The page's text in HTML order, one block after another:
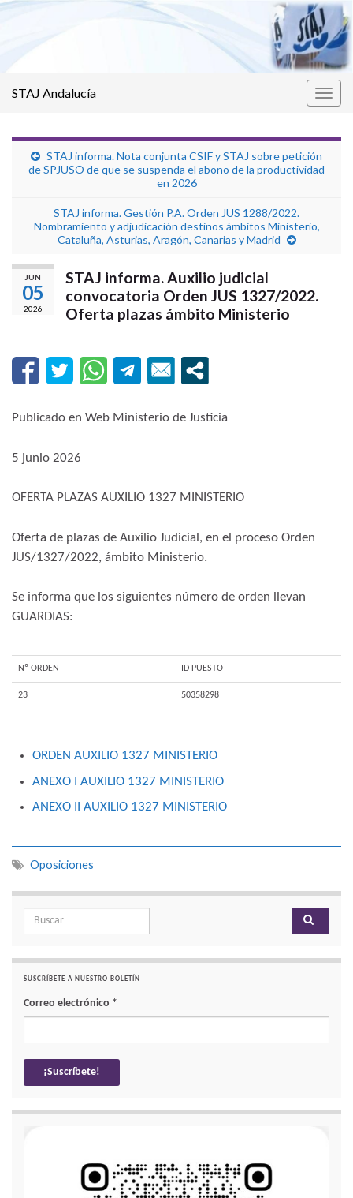
STAJ Andalucía
STAJ informa. Nota conjunta CSIF y STAJ sobre petición
de SPJUSO de que se suspenda el abono de la productividad
en 2026
STAJ informa. Gestión P.A. Orden JUS 1288/2022.
Nombramiento y adjudicación destinos ámbitos Ministerio,
Cataluña, Asturias, Aragón, Canarias y Madrid
JUN
05
2026
STAJ informa. Auxilio judicial
convocatoria Orden JUS 1327/2022.
Oferta plazas ámbito Ministerio
Publicado en Web Ministerio de Justicia
5 junio 2026
OFERTA PLAZAS AUXILIO 1327 MINISTERIO
​Oferta de plazas de Auxilio Judicial, en el proceso Orden
JUS/1327/2022, ámbito Ministerio.
Se informa que los siguientes número de orden llevan
GUARDIAS:
Nº ORDEN ID PUESTO
23 50358298​
ORDEN AUXILIO 1327 MINISTERIO
ANEXO I AUXILIO 1327 MINISTERIO
ANEXO II AUXILIO 1327 MINISTERIO
Oposiciones
Search for:
SUSCRÍBETE A NUESTRO BOLETÍN
Correo electrónico *